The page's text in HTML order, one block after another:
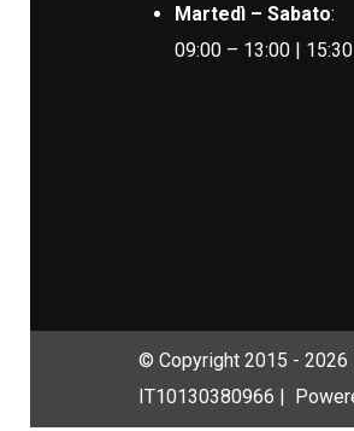
Martedì – Sabato:
09:00 – 13:00 |
© Copyright 2015 -2026
IT10130380966 |